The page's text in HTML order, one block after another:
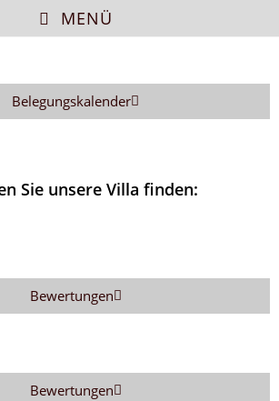
MENÜ
Belegungskalender
Sie unsere Villa finden:
Bewertungen
Bewertungen